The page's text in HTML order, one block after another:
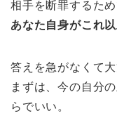
相手を断罪するため
あなた自身がこれ
答えを急がなくて大
まずは、今の自分
らでいい。